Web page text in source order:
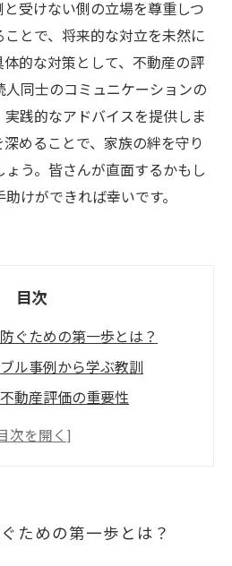
受けない側の立場を尊重しつ
とで、将来的な対立を未然に
的な対策として、不動産の評
同士のコミュニケーションの
践的なアドバイスを提供しま
めることで、家族の絆を守り
う。皆さんが直面するかもし
けができれば幸いです。
目次
ぐための第一歩とは？
ル事例から学ぶ教訓
動産評価の重要性
トとそのメリット
ための第一歩とは？